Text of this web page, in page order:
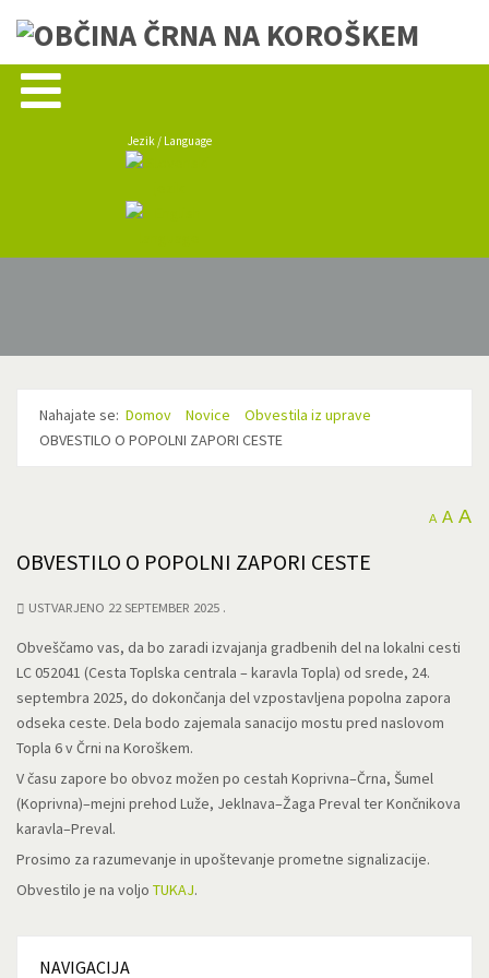
Jezik / Language
Nahajate se: Domov Novice
Obvestila iz uprave
OBVESTILO O POPOLNI ZAPORI CESTE
A A A
OBVESTILO O POPOLNI ZAPORI CESTE
USTVARJENO 22 SEPTEMBER 2025
Obveščamo vas, da bo zaradi izvajanja gradbenih del na lokalni cesti
LC 052041 (Cesta Toplska centrala – karavla Topla) od srede, 24.
septembra 2025, do dokončanja del vzpostavljena popolna zapora
odseka ceste. Dela bodo zajemala sanacijo mostu pred naslovom
Topla 6 v Črni na Koroškem.
V času zapore bo obvoz možen po cestah Koprivna–Črna, Šumel
(Koprivna)–mejni prehod Luže, Jeklnava–Žaga Preval ter Končnikova
karavla–Preval.
Prosimo za razumevanje in upoštevanje prometne signalizacije.
Obvestilo je na voljo TUKAJ.
NAVIGACIJA